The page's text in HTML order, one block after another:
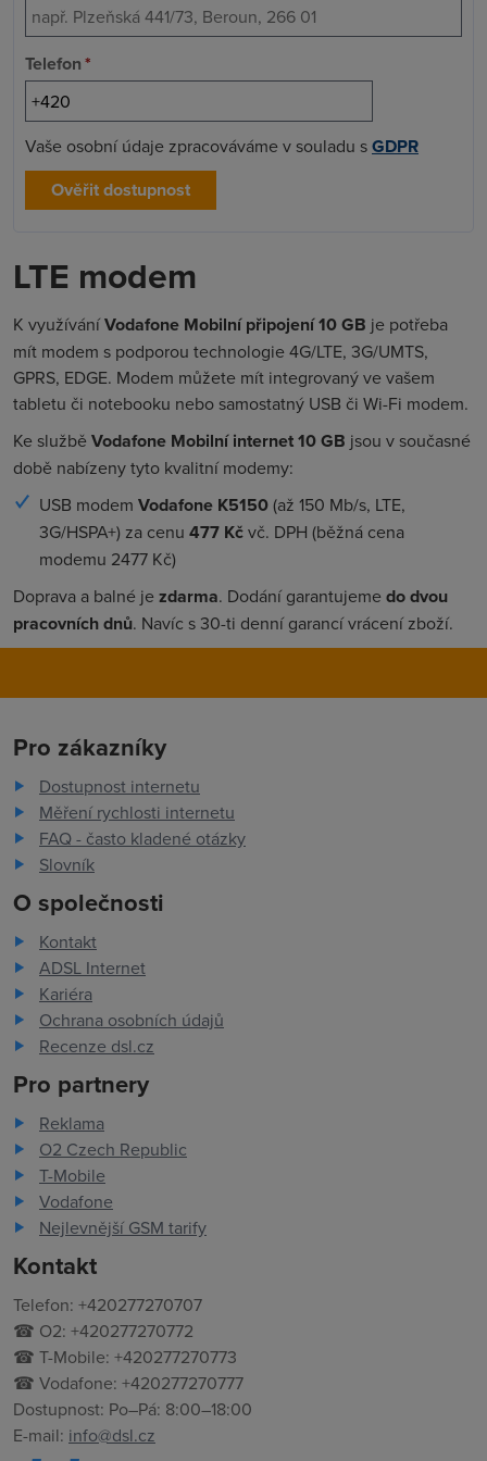
Telefon*
Vaše osobní údaje zpracováváme v souladu sGDPR
Ověřit dostupnost
LTE modem
K využíváníVodafone Mobilní připojení 10 GB je potřeba
mít modem s podporou technologie 4G/LTE, 3G/UMTS,
GPRS, EDGE. Modem můžete mít integrovaný ve vašem
tabletu či notebooku nebo samostatný USB či Wi-Fi modem.
Ke službě Vodafone Mobilní internet 10 GB jsou v současné
době nabízeny tyto kvalitní modemy:
USB modem Vodafone K5150(až 150 Mb/s, LTE,
3G/HSPA+) za cenu 477 Kčvč. DPH (běžná cena
modemu 2477 Kč)
Doprava a balné je zdarma. Dodání garantujeme do dvou
pracovních dnů. Navíc s 30-ti denní garancí vrácení zboží.
Pro zákazníky
Dostupnost internetu
Měření rychlosti internetu
FAQ - často kladené otázky
Slovník
O společnosti
Kontakt
ADSL Internet
Kariéra
Ochrana osobních údajů
Recenze dsl.cz
Pro partnery
Reklama
O2 Czech Republic
T-Mobile
Vodafone
Nejlevnější GSM tarify
Kontakt
Telefon: +420277270707
☎ O2: +420277270772
☎ T-Mobile: +420277270773
☎ Vodafone: +420277270777
Dostupnost: Po–Pá: 8:00–18:00
E-mail: info@dsl.cz